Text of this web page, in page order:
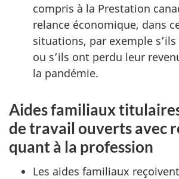
compris à la Prestation
relance économique, dans
situations, par exemple
ou s’ils ont perdu leur
la pandémie.
Aides familiaux
de travail ouverts avec
quant à la profession
Les aides familiaux